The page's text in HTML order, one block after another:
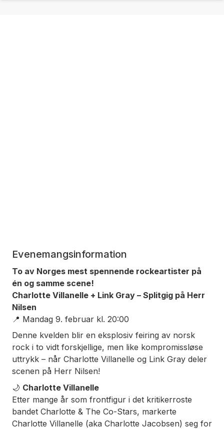
Evenemangsinformation
To av Norges mest spennende rockeartister på
én og samme scene!
Charlotte Villanelle + Link Gray – Splitgig på Herr
Nilsen
📍 Mandag 9. februar kl. 20:00
Denne kvelden blir en eksplosiv feiring av norsk
rock i to vidt forskjellige, men like kompromissløse
uttrykk – når Charlotte Villanelle og Link Gray deler
scenen på Herr Nilsen!
🌙 Charlotte Villanelle
Etter mange år som frontfigur i det kritikerroste
bandet Charlotte & The Co-Stars, markerte
Charlotte Villanelle (aka Charlotte Jacobsen) seg for